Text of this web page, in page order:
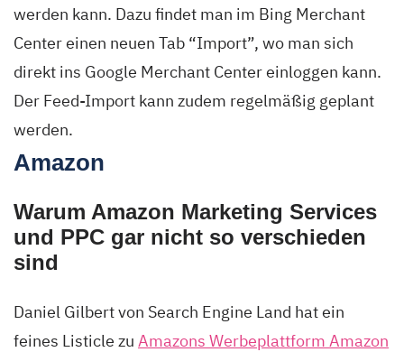
werden kann. Dazu findet man im Bing Merchant
Center einen neuen Tab “Import”, wo man sich
direkt ins Google Merchant Center einloggen kann.
Der Feed-Import kann zudem regelmäßig geplant
werden.
Amazon
Warum Amazon Marketing Services
und PPC gar nicht so verschieden
sind
Daniel Gilbert von Search Engine Land hat ein
feines Listicle zu Amazons Werbeplattform Amazon